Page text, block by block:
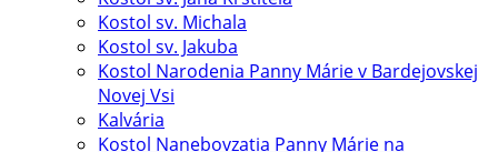
Kostol sv. Michala
Kostol sv. Jakuba
Kostol Narodenia Panny Márie v Bardejovskej
Novej Vsi
Kalvária
Kostol Nanebovzatia Panny Márie na